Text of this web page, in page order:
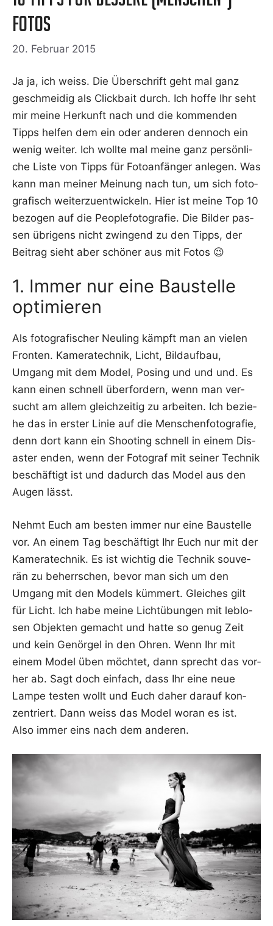
Fotos
20. Februar 2015
Ja ja, ich weiss. Die Über­schrift geht mal ganz
geschmei­dig als Click­bait durch. Ich hof­fe Ihr seht
mir mei­ne Her­kunft nach und die kom­men­den
Tipps hel­fen dem ein oder ande­ren den­noch ein
wenig wei­ter. Ich woll­te mal mei­ne ganz per­sön­li­
che Lis­te von Tipps für Foto­an­fän­ger anle­gen. Was
kann man mei­ner Mei­nung nach tun, um sich foto­
gra­fisch wei­ter­zu­ent­wi­ckeln. Hier ist mei­ne Top 10
bezo­gen auf die Peo­p­le­fo­to­gra­fie. Die Bil­der pas­
sen übri­gens nicht zwin­gend zu den Tipps, der
Bei­trag sieht aber schö­ner aus mit Fotos 😉
1. Immer nur eine Baustelle
optimieren
Als foto­gra­fi­scher Neu­ling kämpft man an vie­len
Fron­ten. Kame­ra­tech­nik, Licht, Bild­auf­bau,
Umgang mit dem Model, Posing und und und. Es
kann einen schnell über­for­dern, wenn man ver­
sucht am allem gleich­zei­tig zu arbei­ten. Ich bezie­
he das in ers­ter Linie auf die Men­schen­fo­to­gra­fie,
denn dort kann ein Shoo­ting schnell in einem Dis­
as­ter enden, wenn der Foto­graf mit sei­ner Tech­nik
beschäf­tigt ist und dadurch das Model aus den
Augen lässt.
Nehmt Euch am bes­ten immer nur eine Bau­stel­le
vor. An einem Tag beschäf­tigt Ihr Euch nur mit der
Kame­ra­tech­nik. Es ist wich­tig die Tech­nik sou­ve­
rän zu beherr­schen, bevor man sich um den
Umgang mit den Models küm­mert. Glei­ches gilt
für Licht. Ich habe mei­ne Licht­übun­gen mit leb­lo­
sen Objek­ten gemacht und hat­te so genug Zeit
und kein Genör­gel in den Ohren. Wenn Ihr mit
einem Model üben möch­tet, dann sprecht das vor­
her ab. Sagt doch ein­fach, dass Ihr eine neue
Lam­pe tes­ten wollt und Euch daher dar­auf kon­
zen­triert. Dann weiss das Model wor­an es ist.
Also immer eins nach dem anderen.